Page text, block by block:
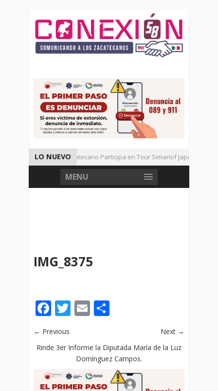
LO NUEVO
Universitario Zacatecano Participa en Tour Simanof Japan 2026
Implementa SAMA Estrategia de Reciclaje con Empresa PetStar
MENU
IMG_8375
Facebook
Twitter
Email
← Previous
Next →
Rinde 3er Informe la Diputada María de la Luz
Domínguez Campos.